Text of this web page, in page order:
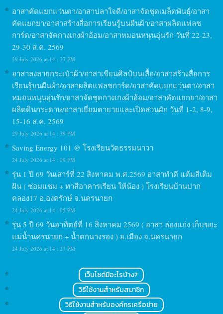
อาสาคัดแยกแว่นตา/อาสาปลาใจดี/อาสาจัดชุดเมล็ดพันธุ์/อาสา
คัดแยกยา/อาสาสร้างสื่อการเรียนรู้บนผืนผ้า/อาสาผลิตแฟลช
การ์ด/อาสาจัดกางเกงผ้าอ้อม/อาสาหมอนหนุนอุ่นรัก วันที่ 22-23,
29-30 ส.ค. 2569
29 July 2026 at 14 : 37 PM
อาสาลงลายกระเป๋าผ้า/อาสาเขียนศิลป์บนเสื้อ/อาสาสร้างสื่อการ
เรียนรู้บนผืนผ้า/อาสาผลิตแฟลชการ์ด/อาสาคัดแยกแว่นตา/อาสา
หมอนหนุนอุ่นรัก/อาสาจัดชุดกางเกงผ้าอ้อม/อาสาคัดแยกยา/อาสา
ผลิตดินกระดาษ/อาสาเยี่ยมตายายและเปิดสวนผัก วันที่ 1-2, 8-9,
15-16 ส.ค. 2569
29 July 2026 at 14 : 39 PM
Saving Energy 101 @ โรงเรียนวัดธรรมนาวา
24 July 2026 at 14 : 09 PM
รุ่น 1 ปี 69 วันเสาร์ที่ 22 สิงหาคม พ.ศ.2569 อาสาทำดี แต้มสีเติม
ฝัน ( ซ่อมแซม + ทาสีอาคารเรียน ให้น้อง ) โรงเรียนบ้านปาก
คลอง17 อ.องครักษ์ จ.นครนายก
24 July 2026 at 14 : 05 PM
รุ่น 5 ปี 69 วันอาทิตย์ที่ 16 สิงหาคม 2569 ( อาสา ล่องแก่ง เก็บขยะ
แม่น้ำนครนายก + น้ำตกนางรอง ) อ.เมือง จ.นครนายก
24 July 2026 at 14 : 27 PM
เว็บไซต์มีอะไรบ้าง?
วิธีใช้งานสำหรับสมาชิก
วิธีใช้งานสำหรับองค์กรเครือข่าย